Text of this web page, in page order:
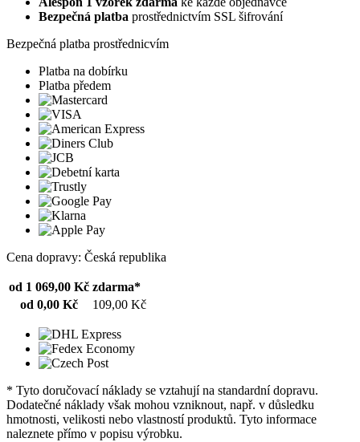
Bezpečná platba prostřednictvím SSL šifrování
Bezpečná platba prostřednicvím
Platba na dobírku
Platba předem
Cena dopravy: Česká republika
od 1 069,00 Kč zdarma*
od 0,00 Kč
109,00 Kč
* Tyto doručovací náklady se vztahují na standardní dopravu.
Dodatečné náklady však mohou vzniknout, např. v důsledku
hmotnosti, velikosti nebo vlastností produktů. Tyto informace
naleznete přímo v popisu výrobku.